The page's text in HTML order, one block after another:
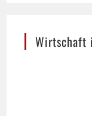
Wirtschaft